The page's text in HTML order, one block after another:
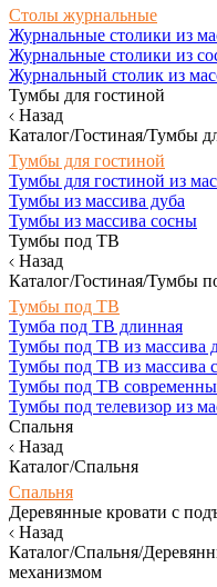
Столы журнальные
Журнальные столики из
Журнальные столики из
Журнальный столик из
Тумбы для гостиной
Назад
Каталог/Гостиная/Тумбы
Тумбы для гостиной
Тумбы для гостиной из
Тумбы из массива дуба
Тумбы из массива сосны
Тумбы под ТВ
Назад
Каталог/Гостиная/Тумбы
Тумбы под ТВ
Тумба под ТВ длинная
Тумбы под ТВ из массива
Тумбы под ТВ из массива
Тумбы под ТВ
Тумбы под телевизор из
Спальня
Назад
Каталог/Спальня
Спальня
Деревянные кровати с
Назад
Каталог/Спальня/
механизмом